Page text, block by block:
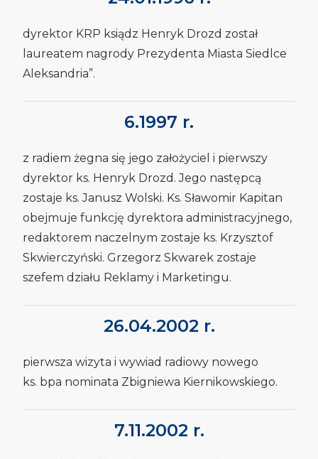
dyrektor KRP ksiądz Henryk Drozd został
laureatem nagrody Prezydenta Miasta Siedlce
Aleksandria”.
6.1997 r.
z radiem żegna się jego założyciel i pierwszy
dyrektor ks. Henryk Drozd. Jego następcą
zostaje ks. Janusz Wolski. Ks. Sławomir Kapitan
obejmuje funkcję dyrektora administracyjnego,
redaktorem naczelnym zostaje ks. Krzysztof
Skwierczyński. Grzegorz Skwarek zostaje
szefem działu Reklamy i Marketingu.
26.04.2002 r.
pierwsza wizyta i wywiad radiowy nowego
ks. bpa nominata Zbigniewa Kiernikowskiego.
7.11.2002 r.